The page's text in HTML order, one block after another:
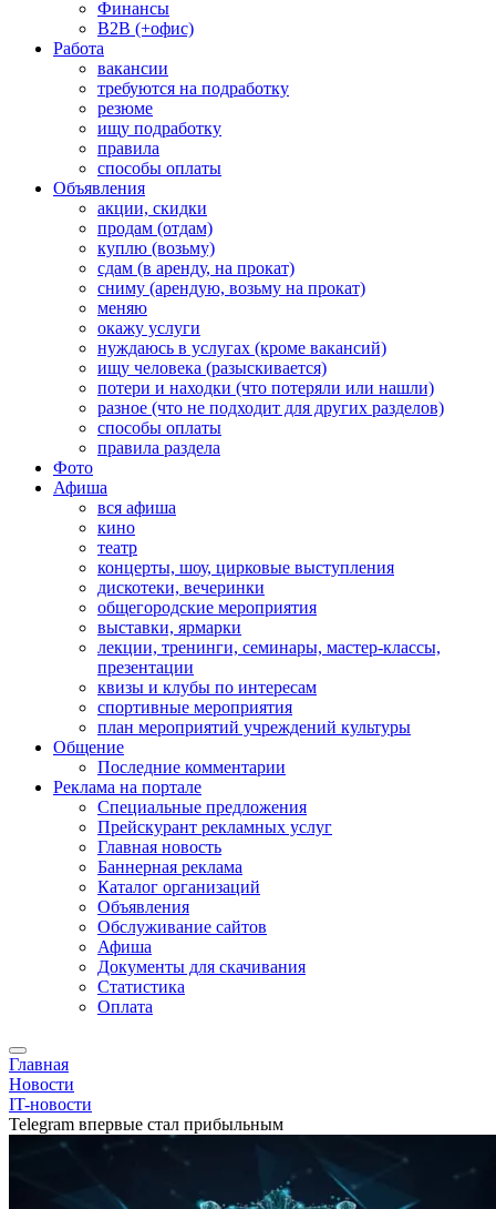
Финансы
B2B (+офис)
Работа
вакансии
требуются на подработку
резюме
ищу подработку
правила
способы оплаты
Объявления
акции, скидки
продам (отдам)
куплю (возьму)
сдам (в аренду, на прокат)
сниму (арендую, возьму на прокат)
меняю
окажу услуги
нуждаюсь в услугах (кроме вакансий)
ищу человека (разыскивается)
потери и находки (что потеряли или нашли)
разное (что не подходит для других разделов)
способы оплаты
правила раздела
Фото
Афиша
вся афиша
кино
театр
концерты, шоу, цирковые выступления
дискотеки, вечеринки
общегородские мероприятия
выставки, ярмарки
лекции, тренинги, семинары, мастер-классы,
презентации
квизы и клубы по интересам
спортивные мероприятия
план мероприятий учреждений культуры
Общение
Последние комментарии
Реклама на портале
Специальные предложения
Прейскурант рекламных услуг
Главная новость
Баннерная реклама
Каталог организаций
Объявления
Обслуживание сайтов
Афиша
Документы для скачивания
Статистика
Оплата
Главная
Новости
IT-новости
Telegram впервые стал прибыльным